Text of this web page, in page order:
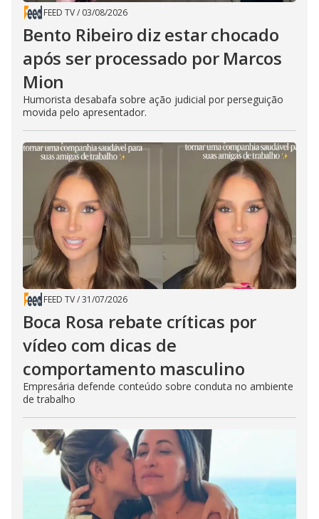
FEED TV/ 03/08/2026
Bento Ribeiro diz estar chocado
após ser processado por Marcos
Mion
Humorista desabafa sobre ação judicial por perseguição
movida pelo apresentador.
FEED TV/31/07/2026
Boca Rosa rebate críticas por
vídeo com dicas de
comportamento masculino
Empresária defende conteúdo sobre conduta no ambiente
de trabalho